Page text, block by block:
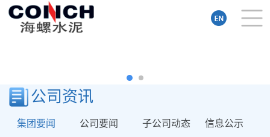
公司资讯
集团要闻 公司要闻 子公司动态 信息公示